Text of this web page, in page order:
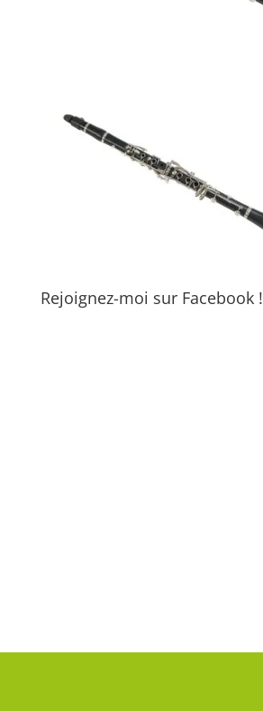
Rejoignez-moi sur Facebook !